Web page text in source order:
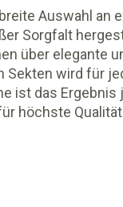
Auswahl an
Sorgfalt
über elegante
Sekten wird für
ist das Ergebnis
höchste